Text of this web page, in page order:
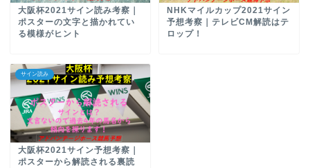
大阪杯2021サイン読み考察｜
ポスターの文字と描かれてい
る模様がヒント
NHKマイルカップ2021サイン
予想考察｜テレビCM解読はテ
ロップ！
サイン読み
大阪杯2021サイン予想考察｜
ポスターから解読される裏読